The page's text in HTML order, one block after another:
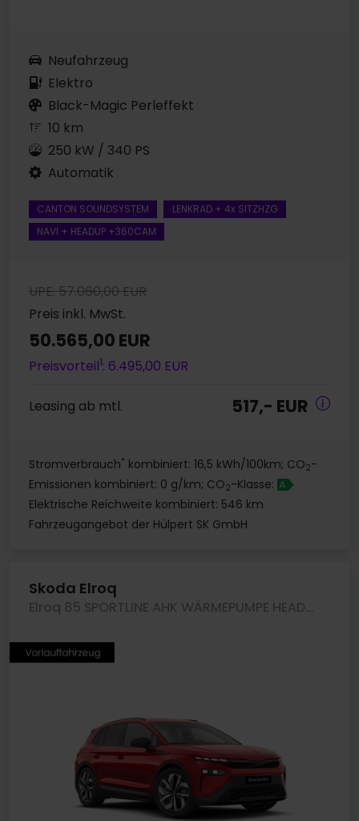
Neufahrzeug
Elektro
Black-Magic Perleffekt
10 km
250 kW / 340 PS
Automatik
CANTON SOUNDSYSTEM
LENKRAD + 4x SITZHZG
NAVI + HEADUP +360CAM
UPE: 57.060,00 EUR
Preis inkl. MwSt.
50.565,00 EUR
Preisvorteil1: 6.495,00 EUR
Leasing ab mtl. 517,- EUR
Stromverbrauch* kombiniert: 16,5 kWh/100km; CO2-
Emissionen kombiniert: 0 g/km; CO2-Klasse: A
Elektrische Reichweite kombiniert: 546 km
Fahrzeugangebot der Hülpert SK GmbH
Skoda Elroq
Elroq 85 SPORTLINE AHK WÄRMEPUMPE HEADUP eKLAPPE